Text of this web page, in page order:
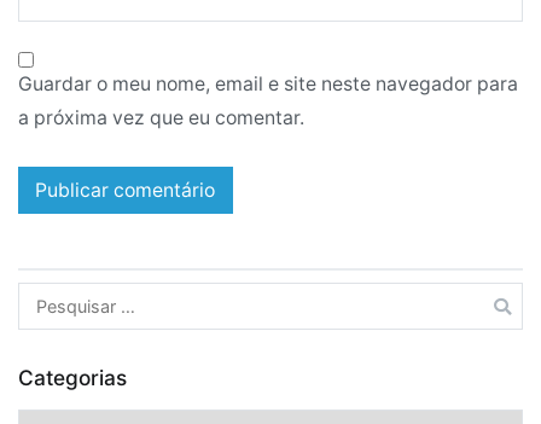
Guardar o meu nome, email e site neste navegador para
a próxima vez que eu comentar.
Pesquisar
por:
Categorias